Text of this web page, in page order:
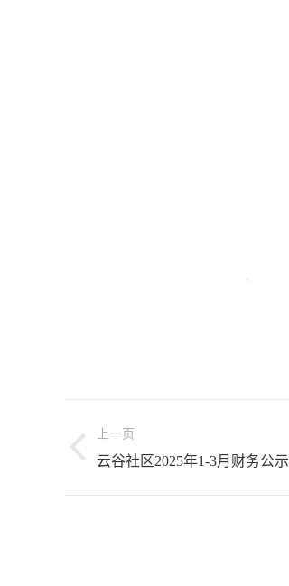
章
上一页
上
云谷社区2025年1-3月财务公示